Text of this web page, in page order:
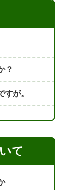
？
が。
て